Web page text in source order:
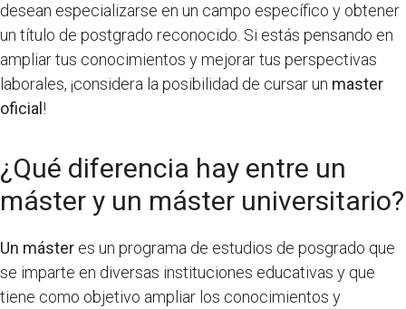
desean especializarse en un campo específico y obtener
un título de postgrado reconocido. Si estás pensando en
ampliar tus conocimientos y mejorar tus perspectivas
laborales, ¡considera la posibilidad de cursar un master
oficial !
¿Qué diferencia hay entre un
máster y un máster universitario?
Un máster es un programa de estudios de posgrado que
se imparte en diversas instituciones educativas y que
tiene como objetivo ampliar los conocimientos y